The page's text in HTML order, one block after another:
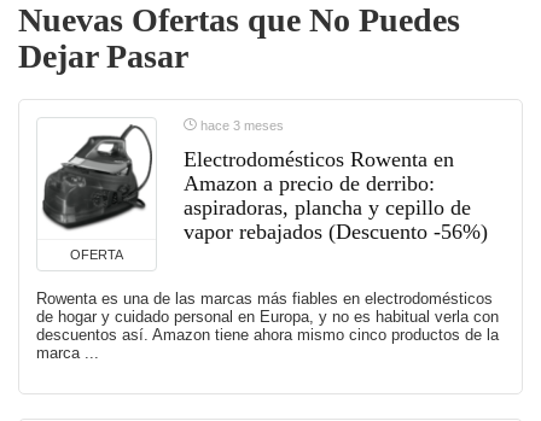
Nuevas Ofertas que No Puedes
Dejar Pasar
OFERTA
hace 3 meses
Electrodomésticos Rowenta en
Amazon a precio de derribo:
aspiradoras, plancha y cepillo de
vapor rebajados (Descuento -56%)
Rowenta es una de las marcas más fiables en electrodomésticos
de hogar y cuidado personal en Europa, y no es habitual verla con
descuentos así. Amazon tiene ahora mismo cinco productos de la
marca ...